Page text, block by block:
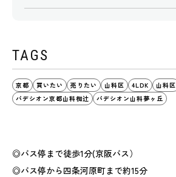
TAGS
京都 買いたい 売りたい 山科区 4LDK 山科区
パデシオン京都山科椥辻
パデシオン山科夢ヶ丘
◎バス停まで徒歩1分(京阪バス）
◎バス停から四条河原町まで約15分